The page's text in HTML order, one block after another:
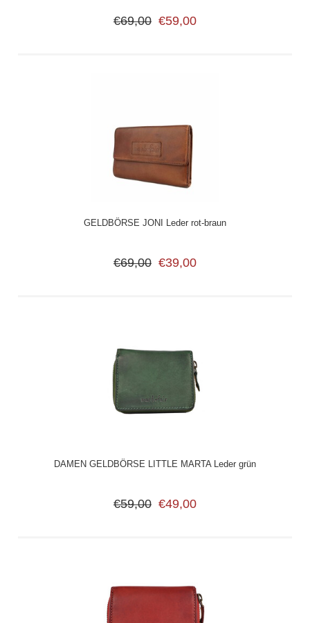
€69,00 €59,00
GELDBÖRSE JONI Leder rot-braun
€69,00 €39,00
DAMEN GELDBÖRSE LITTLE MARTA Leder grün
€59,00 €49,00